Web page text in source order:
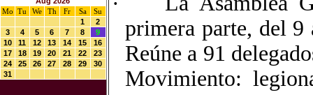
Mo
Tu We Th Fr Sa
Su
1
2
3
4 5 6 7 8
9
10
11 12 13 14 15
16
17
18 19 20 21 22
23
24
25 26 27 28 29
30
31
primera parte, del 9
Reúne a 91
Movimiento: